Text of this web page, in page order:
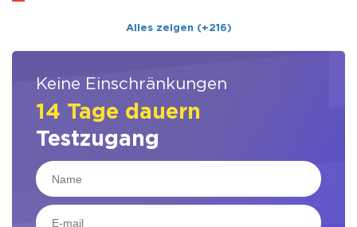
Alles zeigen (+216)
Keine Einschränkungen
14 Tage dauern
Testzugang